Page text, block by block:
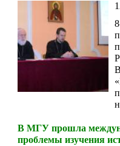
В МГУ прошла
проблемы изучения